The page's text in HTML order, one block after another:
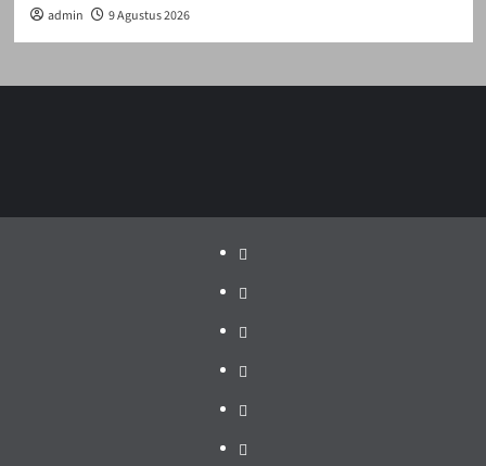
admin 9 Agustus 2026
Politik
Pariwisata
Jakarta
Dunia
Pendidikan
Hukum
Pemerintah